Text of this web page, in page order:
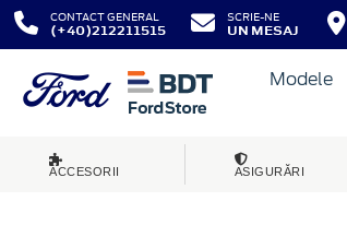
CONTACT GENERAL
(+40)212211515
SCRIE-NE
UN MESAJ
Modele
ACCESORII ASIGURĂRI